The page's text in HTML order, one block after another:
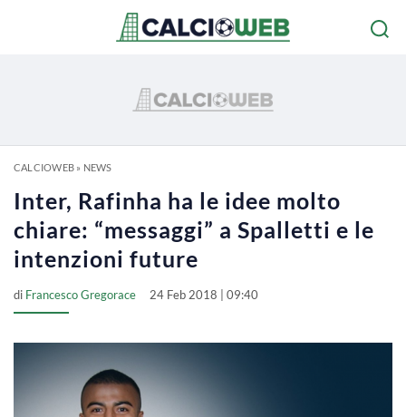
CALCIOWEB» NEWS
Inter, Rafinha ha le idee molto
chiare: “messaggi” a Spalletti e le
intenzioni future
di Francesco Gregorace 24 Feb 2018 | 09:40